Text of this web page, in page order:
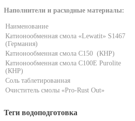
Наполнители и расходные материалы:
Наименование
Катионообменная смола «Lewatit» S1467
(Германия)
Катионообменная смола С150 (КНР)
Катионообменная смола С100E Purolite
(КНР)
Соль таблетированная
Очиститель смолы «Pro-Rust Out»
Теги водоподготовка